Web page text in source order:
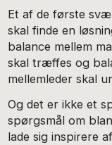
Et af de første
skal finde en
balance mellem
skal træffes og
mellemleder skal
Og det er ikke et
spørgsmål om
lade sig inspirere